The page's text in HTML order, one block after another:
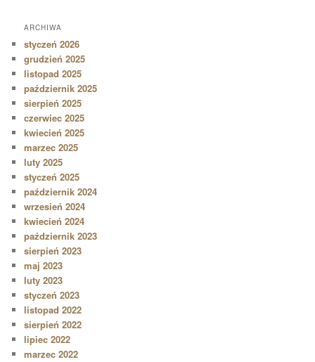
ARCHIWA
styczeń 2026
grudzień 2025
listopad 2025
październik 2025
sierpień 2025
czerwiec 2025
kwiecień 2025
marzec 2025
luty 2025
styczeń 2025
październik 2024
wrzesień 2024
kwiecień 2024
październik 2023
sierpień 2023
maj 2023
luty 2023
styczeń 2023
listopad 2022
sierpień 2022
lipiec 2022
marzec 2022